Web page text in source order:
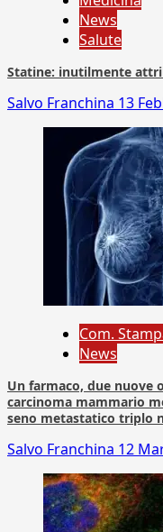
News
Salute
Statine: inutilmente
Salvo Franchina 13
Com.
News
Un farmaco, due nuove
carcinoma mammario
seno metastatico triplo
Salvo Franchina 12